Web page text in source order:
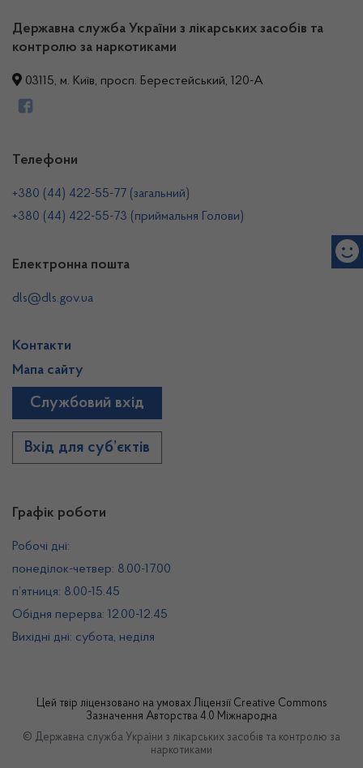
Державна служба України з лікарських засобів та
контролю за наркотиками
03115, м. Київ, просп. Берестейський, 120-А
Графік роботи
Робочі дні:
понеділок-четвер: 8.00-17.00
п’ятниця: 8.00-15.45
Обідня перерва: 12.00-12.45
Вихідні дні: субота, неділя
Телефони
+380 (44) 422-55-77 (загальний)
+380 (44) 422-55-73 (приймальня Голови)
Електронна пошта
dls@dls.gov.ua
Контакти
Мапа сайту
Службовий вхід
Вхід для суб’єктів
Цей твір ліцензовано на умовах Ліцензії Creative Commons
Зазначення Авторства 4.0 Міжнародна
© Державна служба України з лікарських засобів та контролю за
наркотиками